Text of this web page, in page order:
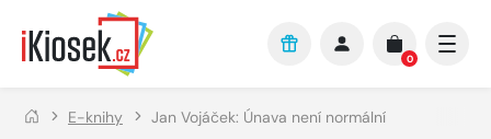
Přejít na hlavní obsah
0
E-knihy Jan Vojáček: Únava není normální